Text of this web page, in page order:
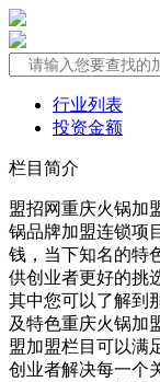
行业列表
投资金额
栏目简介
盟招网重庆火锅加
锅品牌加盟连锁项
钱，当下知名的特
供创业者更好的挑
其中您可以了解到
及特色重庆火锅加
盟加盟栏目可以满
创业者解决每一个